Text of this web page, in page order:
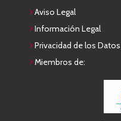
Aviso Legal
Información Legal
Privacidad de los Datos
Miembros de: